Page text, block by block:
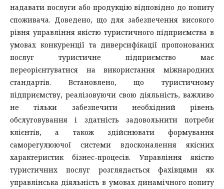
надавати послуги або продукцію відповідно до попиту
споживача. Доведено, що для забезпечення високого
рівня управління якістю туристичного підприємства в
умовах конкуренції та диверсифікації пропонованих
послуг туристичне підприємство має
переорієнтуватися на використання міжнародних
стандартів. Встановлено, що туристичному
підприємству, реалізовуючи свою діяльність, важливо
не тільки забезпечити необхідний рівень
обслуговування і здатність задовольнити потреби
клієнтів, а також здійснювати формування
саморегулюючої системи вдосконалення якісних
характеристик бізнес-процесів. Управління якістю
туристичних послуг розглядається фахівцями як
управлінська діяльність в умовах динамічного попиту